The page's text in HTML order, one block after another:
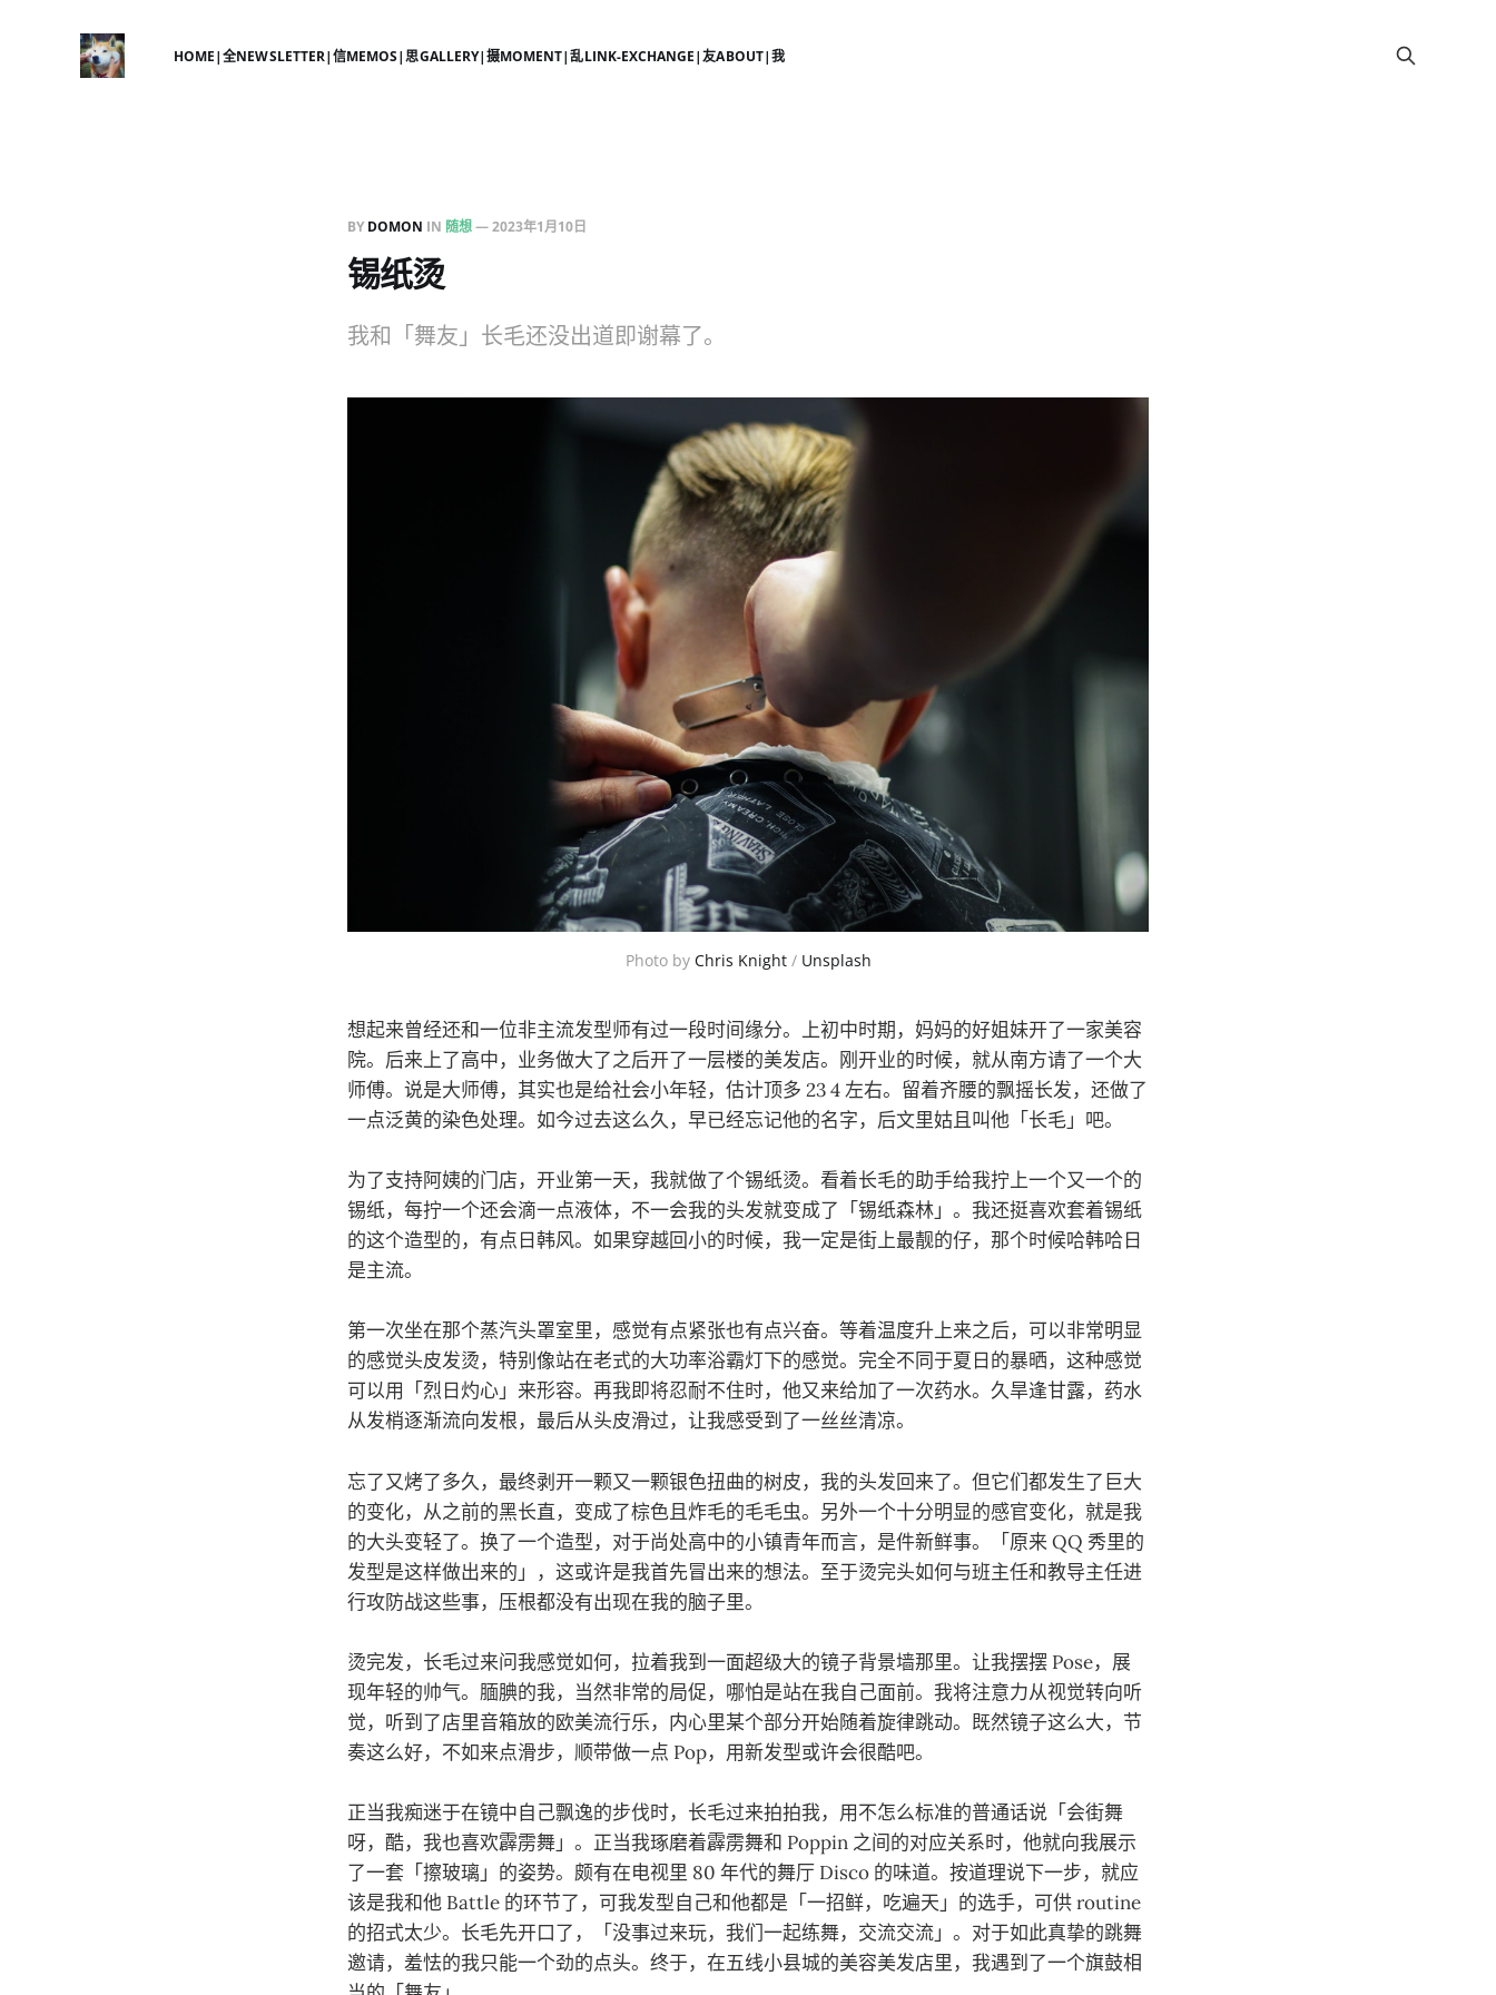
HOME|全NEWSLETTER|信MEMOS|思GALLERY|摄MOMENT|乱LINK-EXCHANGE|友ABOUT|我
BY DOMON IN 随想—2023年1月10日
锡纸烫
我和「舞友」长毛还没出道即谢幕了。
Photo by Chris Knight/ Unsplash
想起来曾经还和一位非主流发型师有过一段时间缘分。上初中时期，妈妈的好姐妹开了一家美容
院。后来上了高中，业务做大了之后开了一层楼的美发店。刚开业的时候，就从南方请了一个大
师傅。说是大师傅，其实也是给社会小年轻，估计顶多 23 4 左右。留着齐腰的飘摇长发，还做了
一点泛黄的染色处理。如今过去这么久，早已经忘记他的名字，后文里姑且叫他「长毛」吧。
为了支持阿姨的门店，开业第一天，我就做了个锡纸烫。看着长毛的助手给我拧上一个又一个的
锡纸，每拧一个还会滴一点液体，不一会我的头发就变成了「锡纸森林」。我还挺喜欢套着锡纸
的这个造型的，有点日韩风。如果穿越回小的时候，我一定是街上最靓的仔，那个时候哈韩哈日
是主流。
第一次坐在那个蒸汽头罩室里，感觉有点紧张也有点兴奋。等着温度升上来之后，可以非常明显
的感觉头皮发烫，特别像站在老式的大功率浴霸灯下的感觉。完全不同于夏日的暴晒，这种感觉
可以用「烈日灼心」来形容。再我即将忍耐不住时，他又来给加了一次药水。久旱逢甘露，药水
从发梢逐渐流向发根，最后从头皮滑过，让我感受到了一丝丝清凉。
忘了又烤了多久，最终剥开一颗又一颗银色扭曲的树皮，我的头发回来了。但它们都发生了巨大
的变化，从之前的黑长直，变成了棕色且炸毛的毛毛虫。另外一个十分明显的感官变化，就是我
的大头变轻了。换了一个造型，对于尚处高中的小镇青年而言，是件新鲜事。「原来 QQ 秀里的
发型是这样做出来的」，这或许是我首先冒出来的想法。至于烫完头如何与班主任和教导主任进
行攻防战这些事，压根都没有出现在我的脑子里。
烫完发，长毛过来问我感觉如何，拉着我到一面超级大的镜子背景墙那里。让我摆摆 Pose，展
现年轻的帅气。腼腆的我，当然非常的局促，哪怕是站在我自己面前。我将注意力从视觉转向听
觉，听到了店里音箱放的欧美流行乐，内心里某个部分开始随着旋律跳动。既然镜子这么大，节
奏这么好，不如来点滑步，顺带做一点 Pop，用新发型或许会很酷吧。
正当我痴迷于在镜中自己飘逸的步伐时，长毛过来拍拍我，用不怎么标准的普通话说「会街舞
呀，酷，我也喜欢霹雳舞」。正当我琢磨着霹雳舞和 Poppin 之间的对应关系时，他就向我展示
了一套「擦玻璃」的姿势。颇有在电视里 80 年代的舞厅 Disco 的味道。按道理说下一步，就应
该是我和他 Battle 的环节了，可我发型自己和他都是「一招鲜，吃遍天」的选手，可供 routine
的招式太少。长毛先开口了，「没事过来玩，我们一起练舞，交流交流」。对于如此真挚的跳舞
邀请，羞怯的我只能一个劲的点头。终于，在五线小县城的美容美发店里，我遇到了一个旗鼓相